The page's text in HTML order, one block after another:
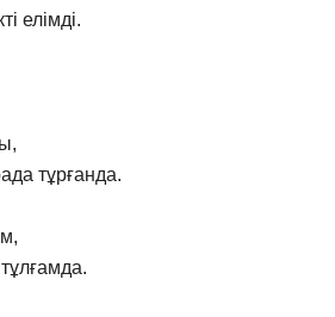
елімді.
тұрғанда.
тұлғамда.